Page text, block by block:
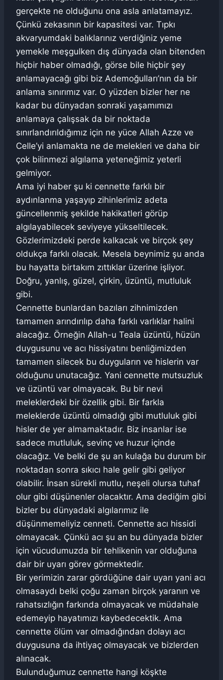
gerçekte ne olduğunu ona asla anlatamayız.
Çünkü zekasının bir kapasitesi var. Tıpkı
akvaryumdaki balıklarınız verdiğiniz yeme
yemekle meşgulken dış dünyada olan bitenden
hiçbir haber olmadığı, görse bile hiçbir şey
anlamayacağı gibi biz Ademoğulları’nın da bir
anlama sınırımız var. O yüzden bizler her ne
kadar bu dünyadan sonraki yaşamımızı
anlamaya çalışsak da bir noktada
sınırlandırıldığımız için ne yüce Allah Azze ve
Celle’yi anlamakta ne de melekleri ve daha bir
çok bilinmezi algılama yeteneğimiz yeterli
gelmiyor.
Ama iyi haber şu ki cennette farklı bir
aydınlanma yaşayıp zihinlerimiz adeta
güncellenmiş şekilde hakikatleri görüp
algılayabilecek seviyeye yükseltilecek.
Gözlerimizdeki perde kalkacak ve birçok şey
oldukça farklı olacak. Mesela beynimiz şu anda
bu hayatta birtakım zıttıklar üzerine işliyor.
Doğru, yanlış, güzel, çirkin, üzüntü, mutluluk
gibi.
Cennette bunlardan bazıları zihnimizden
tamamen arındırılıp daha farklı varlıklar halini
alacağız. Örneğin Allah-u Teala üzüntü, hüzün
duygusunu ve acı hissiyatını benliğimizden
tamamen silecek bu duyguların ve hislerin var
olduğunu unutacağız. Yani cennette mutsuzluk
ve üzüntü var olmayacak. Bu bir nevi
meleklerdeki bir özellik gibi. Bir farkla
meleklerde üzüntü olmadığı gibi mutluluk gibi
hisler de yer almamaktadır. Biz insanlar ise
sadece mutluluk, sevinç ve huzur içinde
olacağız. Ve belki de şu an kulağa bu durum bir
noktadan sonra sıkıcı hale gelir gibi geliyor
olabilir. İnsan sürekli mutlu, neşeli olursa tuhaf
olur gibi düşünenler olacaktır. Ama dediğim gibi
bizler bu dünyadaki algılarımız ile
düşünmemeliyiz cenneti. Cennette acı hissidi
olmayacak. Çünkü acı şu an bu dünyada bizler
için vücudumuzda bir tehlikenin var olduğuna
dair bir uyarı görev görmektedir.
Bir yerimizin zarar gördüğüne dair uyarı yani acı
olmasaydı belki çoğu zaman birçok yaranın ve
rahatsızlığın farkında olmayacak ve müdahale
edemeyip hayatımızı kaybedecektik. Ama
cennette ölüm var olmadığından dolayı acı
duygusuna da ihtiyaç olmayacak ve bizlerden
alınacak.
Bulunduğumuz cennette hangi köşkte